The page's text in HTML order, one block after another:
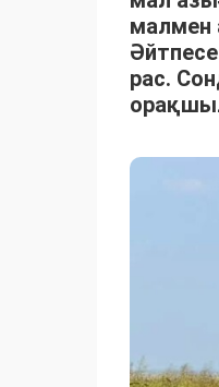
малмен
рас.